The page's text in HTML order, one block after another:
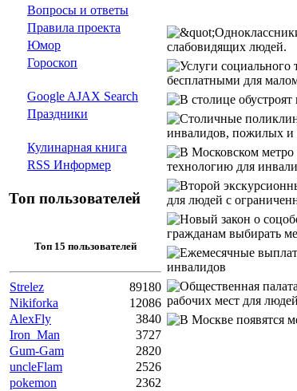
Вопросы и ответы
Правила проекта
Юмор
Гороскоп
Google AJAX Search
Праздники
Кулинарная книга
RSS Информер
Топ пользователей
Топ 15 пользователей
Strelez
89180
Nikiforka
12086
AlexFly
3840
Iron_Man
3727
Gum-Gam
2820
uncleFlam
2526
pokemon
2362